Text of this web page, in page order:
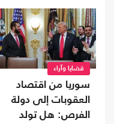
قضايا وآراء
سوريا من اقتصاد
العقوبات إلى دولة
الفرص: هل تولد